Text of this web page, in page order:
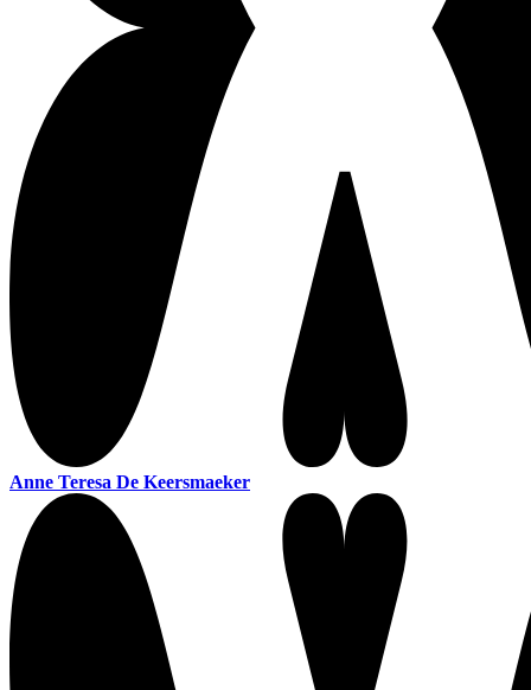
Anne Teresa De Keersmaeker